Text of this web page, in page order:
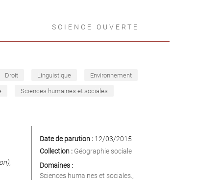
SCIENCE OUVERTE
Droit Linguistique Environnement
Sciences humaines et sociales
,
Date de parution :12/03/2015
Collection : Géographie sociale
Domaines :
Sciences humaines et sociales. ,